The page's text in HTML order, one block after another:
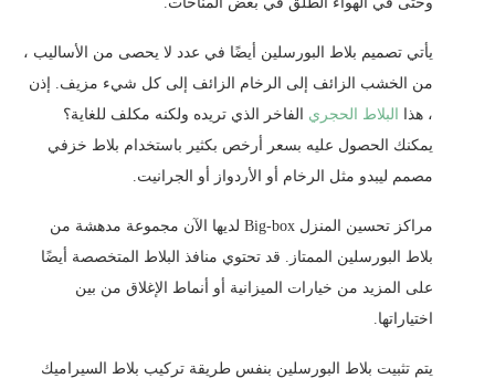
يأتي تصميم بلاط البورسلين أيضًا في عدد لا يحصى من الأساليب ،
من الخشب الزائف إلى الرخام الزائف إلى كل شيء مزيف. إذن
، هذا
البلاط الحجري الفاخر الذي تريده ولكنه مكلف للغاية؟
يمكنك الحصول عليه بسعر أرخص بكثير باستخدام بلاط خزفي
مصمم ليبدو مثل الرخام أو الأردواز أو الجرانيت.
مراكز تحسين المنزل Big-box لديها الآن مجموعة مدهشة من
بلاط البورسلين الممتاز. قد تحتوي منافذ البلاط المتخصصة أيضًا
على المزيد من خيارات الميزانية أو أنماط الإغلاق من بين
اختياراتها.
يتم تثبيت بلاط البورسلين بنفس طريقة تركيب بلاط السيراميك